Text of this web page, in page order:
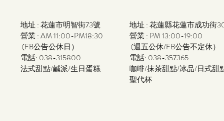
地址 : 花蓮市明智街73號
營業 : AM 11:00-PM18:30
(FB公告公休日）
電話: 038-315800
​法式甜點/鹹派/生日蛋糕
地址 : 花蓮縣花蓮市成功街
營業 : PM 13:00-19:00
(週五公休/FB公告不定休）
電話: 038-357365
咖啡/抹茶甜點/冰品/日式甜
聖代杯